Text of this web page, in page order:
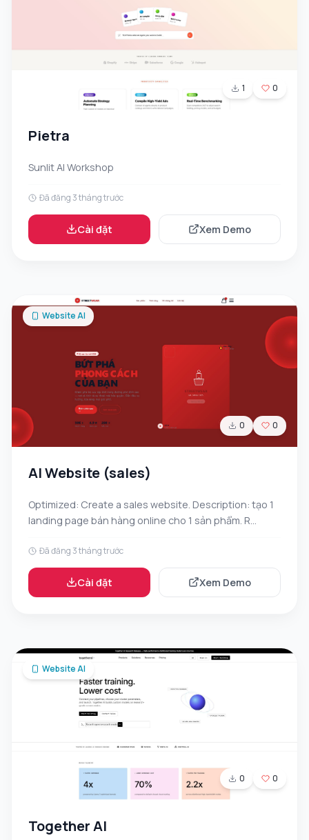
1 0
Pietra
Sunlit AI Workshop
Đã đăng 3 tháng trước
Cài đặt Xem Demo
Website AI
0 0
AI Website (sales)
Optimized: Create a sales website. Description: tạo 1
landing page bán hàng online cho 1 sản phẩm. R...
Đã đăng 3 tháng trước
Cài đặt Xem Demo
Website AI
0 0
Together AI